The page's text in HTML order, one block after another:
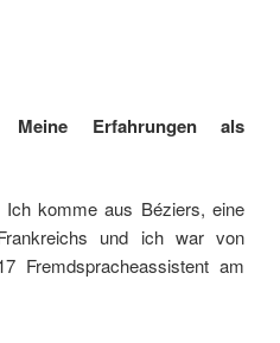
Meine Erfahrungen als
komme aus Béziers, eine
und ich war von
Fremdspracheassistent am